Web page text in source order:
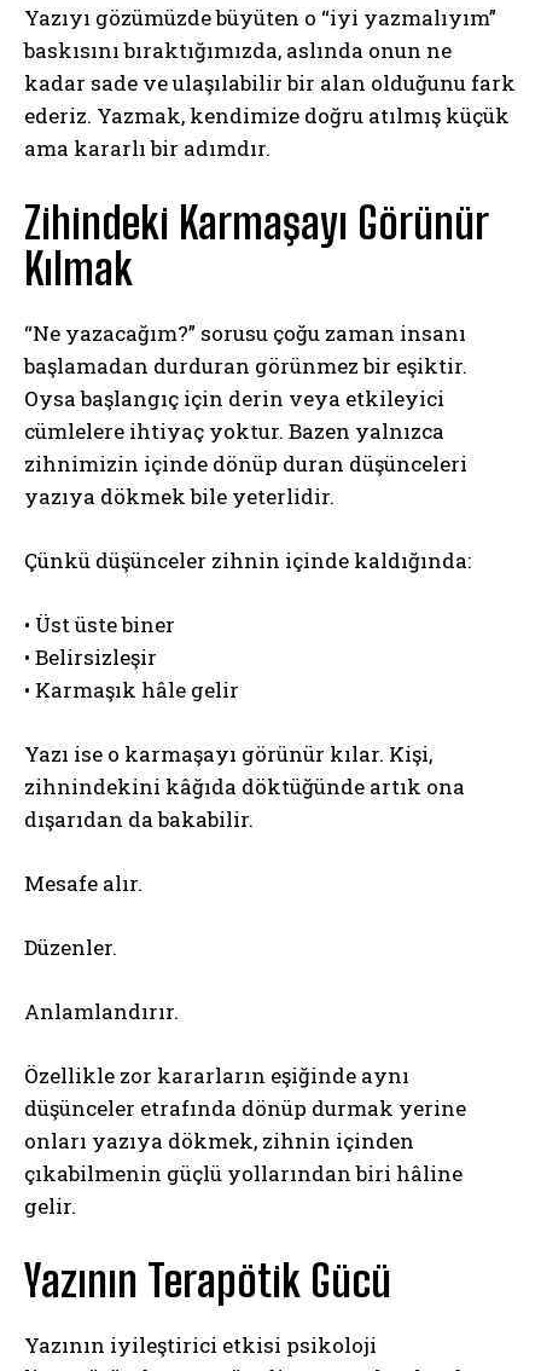
Yazıyı gözümüzde büyüten o “iyi yazmalıyım”
baskısını bıraktığımızda, aslında onun ne
kadar sade ve ulaşılabilir bir alan olduğunu fark
ederiz. Yazmak, kendimize doğru atılmış küçük
ama kararlı bir adımdır.
Zihindeki Karmaşayı Görünür
Kılmak
“Ne yazacağım?” sorusu çoğu zaman insanı
başlamadan durduran görünmez bir eşiktir.
Oysa başlangıç için derin veya etkileyici
cümlelere ihtiyaç yoktur. Bazen yalnızca
zihnimizin içinde dönüp duran düşünceleri
yazıya dökmek bile yeterlidir.
Çünkü düşünceler zihnin içinde kaldığında:
• Üst üste biner
• Belirsizleşir
• Karmaşık hâle gelir
Yazı ise o karmaşayı görünür kılar. Kişi,
zihnindekini kâğıda döktüğünde artık ona
dışarıdan da bakabilir.
Mesafe alır.
Düzenler.
Anlamlandırır.
Özellikle zor kararların eşiğinde aynı
düşünceler etrafında dönüp durmak yerine
onları yazıya dökmek, zihnin içinden
çıkabilmenin güçlü yollarından biri hâline
gelir.
Yazının Terapötik Gücü
Yazının iyileştirici etkisi psikoloji